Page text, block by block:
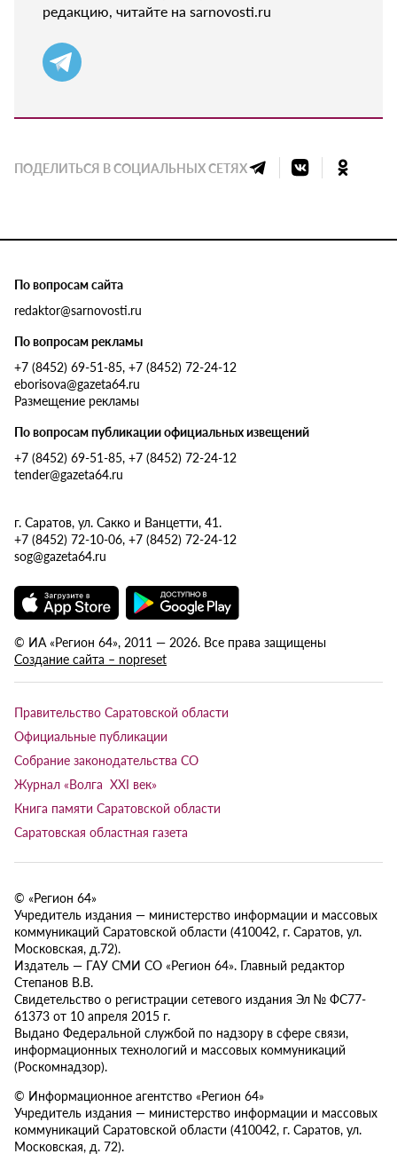
редакцию, читайте на sarnovosti.ru
ПОДЕЛИТЬСЯ В СОЦИАЛЬНЫХ СЕТЯХ
По вопросам сайта
redaktor@sarnovosti.ru
По вопросам рекламы
+7 (8452) 69-51-85, +7 (8452) 72-24-12
eborisova@gazeta64.ru
Размещение рекламы
По вопросам публикации официальных извещений
+7 (8452) 69-51-85, +7 (8452) 72-24-12
tender@gazeta64.ru
г. Саратов, ул. Сакко и Ванцетти, 41.
+7 (8452) 72-10-06, +7 (8452) 72-24-12
sog@gazeta64.ru
© ИА «Регион 64», 2011 — 2026. Все права защищены
Создание сайта – nopreset
Правительство Саратовской области
Официальные публикации
Собрание законодательства СО
Журнал «Волга XXI век»
Книга памяти Саратовской области
Саратовская областная газета
© «Регион 64»
Учредитель издания — министерство информации и массовых
коммуникаций Саратовской области (410042, г. Саратов, ул.
Московская, д.72).
Издатель — ГАУ СМИ СО «Регион 64». Главный редактор
Степанов В.В.
Свидетельство о регистрации сетевого издания Эл № ФС77-
61373 от 10 апреля 2015 г.
Выдано Федеральной службой по надзору в сфере связи,
информационных технологий и массовых коммуникаций
(Роскомнадзор).
© Информационное агентство «Регион 64»
Учредитель издания — министерство информации и массовых
коммуникаций Саратовской области (410042, г. Саратов, ул.
Московская, д. 72).